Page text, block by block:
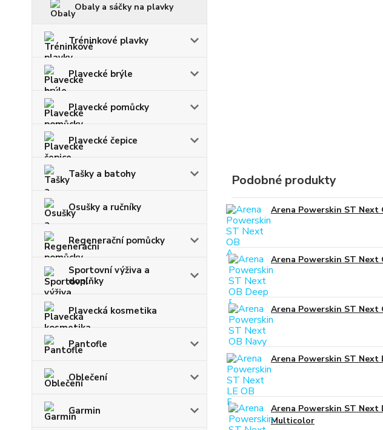
Obaly a sáčky na plavky
Tréninkové plavky
Plavecké brýle
Plavecké pomůcky
Plavecké čepice
Tašky a batohy
Osušky a ručníky
Regenerační pomůcky
Sportovní výživa a
doplňky
Plavecká kosmetika
Pantofle
Oblečení
Garmin
Podobné produkty
Arena Powerskin ST Next
Arena Powerskin ST Next
Arena Powerskin ST Next
Arena Powerskin ST Next
Arena Powerskin ST Next
Multicolor